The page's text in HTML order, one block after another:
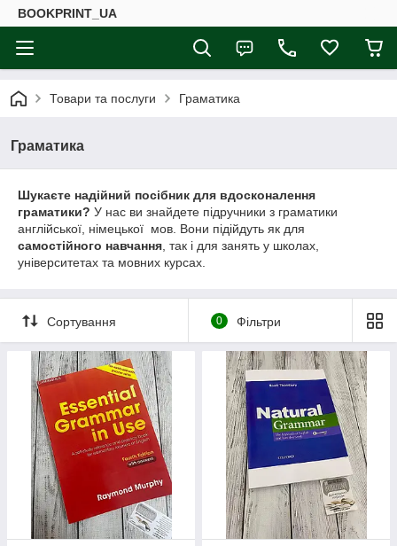
BOOKPRINT_UA
Товари та послуги Граматика
Граматика
Шукаєте надійний посібник для вдосконалення
граматики? У нас ви знайдете підручники з граматики
англійської, німецької мов. Вони підійдуть як для
самостійного навчання , так і для занять у школах,
університетах та мовних курсах.
Сортування 0 Фільтри